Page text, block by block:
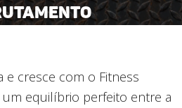
e cresce com o Fitness
um equilíbrio perfeito entre a